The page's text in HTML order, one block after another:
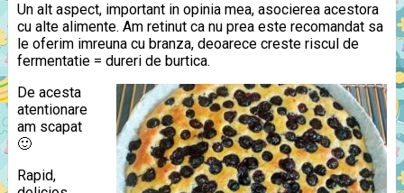
Un alt aspect, important in opinia mea, asocierea acestora
cu alte alimente. Am retinut ca nu prea este recomandat sa
le oferim imreuna cu branza, deoarece creste riscul de
fermentatie = dureri de burtica.
De acesta
atentionare
am scapat
🙂
Rapid,